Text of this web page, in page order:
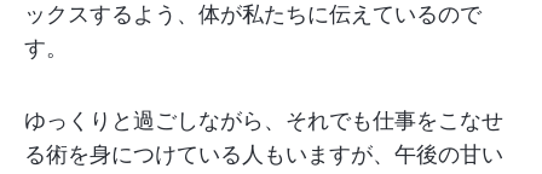
ックスするよう、体が私たちに伝えているので
す。
ゆっくりと過ごしながら、それでも仕事をこなせ
る術を身につけている人もいますが、午後の甘い